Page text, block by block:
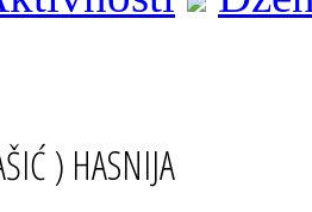
) HASNIJA